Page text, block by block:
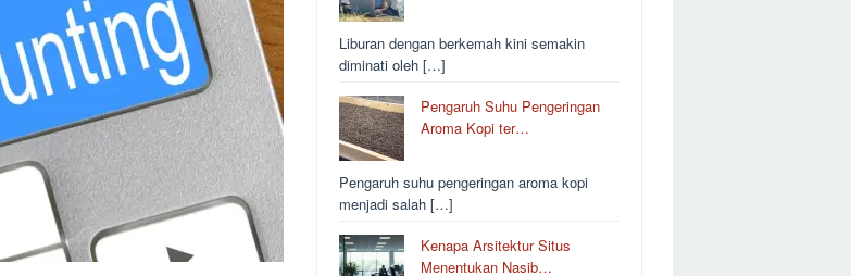
Liburan dengan berkemah kini semakin
diminati oleh […]
Pengaruh Suhu Pengeringan
Aroma Kopi ter…
Pengaruh suhu pengeringan aroma kopi
menjadi salah […]
Kenapa Arsitektur Situs
Menentukan Nasib…